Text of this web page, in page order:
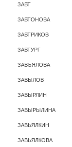
ЗАВТ
ЗАВТОНОВА
ЗАВТРИКОВ
ЗАВТУРГ
ЗАВЪЯЛОВА
ЗАВЫЛОВ
ЗАВЫРЛИН
ЗАВЫРЫЛИНА
ЗАВЬЯЛКИН
ЗАВЬЯЛКОВА